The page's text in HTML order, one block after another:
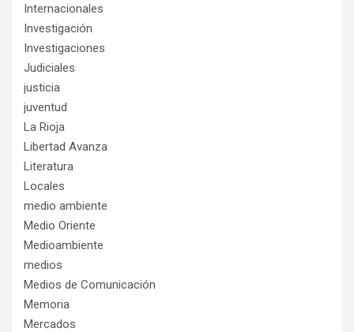
Internacionales
Investigación
Investigaciones
Judiciales
justicia
juventud
La Rioja
Libertad Avanza
Literatura
Locales
medio ambiente
Medio Oriente
Medioambiente
medios
Medios de Comunicación
Memoria
Mercados